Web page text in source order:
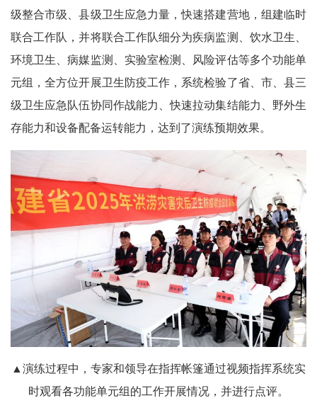
级整合市级、县级卫生应急力量，快速搭建营地，组建临时
联合工作队，并将联合工作队细分为疾病监测、饮水卫生、
环境卫生、病媒监测、实验室检测、风险评估等多个功能单
元组，全方位开展卫生防疫工作，系统检验了省、市、县三
级卫生应急队伍协同作战能力、快速拉动集结能力、野外生
存能力和设备配备运转能力，达到了演练预期效果。
▲演练过程中，专家和领导在指挥帐篷通过视频指挥系统实
时观看各功能单元组的工作开展情况，并进行点评。